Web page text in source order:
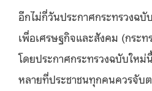
อีกไม่กี่วันประกาศกระทรวงฉบั
เพื่อเศรษฐกิจและสังคม (กระท
โดยประกาศกระทรวงฉบับให
หลายที่ประชาชนทุกคนควรจับ